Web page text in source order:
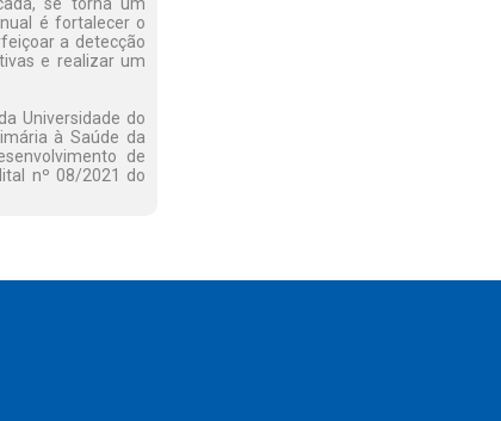
é fortalecer o
a detecção
e realizar um
Universidade do
à Saúde da
de
nº 08/2021 do